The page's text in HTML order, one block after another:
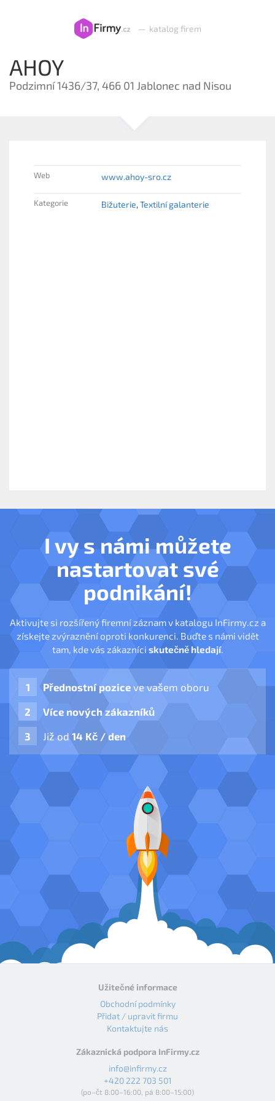
— katalog firem
AHOY
Podzimní 1436/37, 466 01 Jablonec nad Nisou
Web www.ahoy-sro.cz
Kategorie Bižuterie Textilní galanterie
I vy s námi můžete
nastartovat své
podnikání!
Aktivujte si rozšířený firemní záznam v katalogu InFirmy.cz a
získejte zvýraznění oproti konkurenci. Buďte s námi vidět
tam, kde vás zákazníci skutečně hledají.
Přednostní pozice ve vašem oboru
Více nových zákazníků
Již od14 Kč / den
Užitečné informace
Obchodní podmínky
Přidat / upravit firmu
Kontaktujte nás
Zákaznická podpora InFirmy.cz
info@infirmy.cz
+420 222 703 501
(po–čt 8:00–16:00, pá 8:00–15:00)